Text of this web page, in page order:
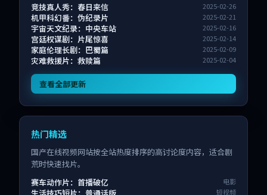
竞技真人秀：春日来信
2025-02-26
机甲科幻番：伪纪录片 2025-02-21
宇宙天文纪录：中央车站 2025-02-16
宫廷权谋剧：片尾惊喜 2025-02-14
家庭伦理长剧：巴蜀篇 2025-02-09
灾难救援片：救赎篇 2025-02-04
查看全部更新
热门精选
国产在线视频网站按全站热度排序的高讨论度内容，适合剧
荒时快速找片。
赛车动作片：首播破亿
电影
短视频